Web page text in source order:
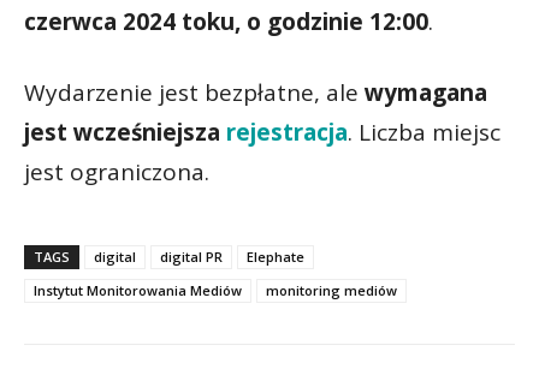
czerwca 2024 toku, o godzinie 12:00.
Wydarzenie jest bezpłatne, ale wymagana
jest wcześniejsza rejestracja. Liczba miejsc
jest ograniczona.
TAGS digital digital PR
Elephate
Instytut Monitorowania Mediów
monitoring mediów